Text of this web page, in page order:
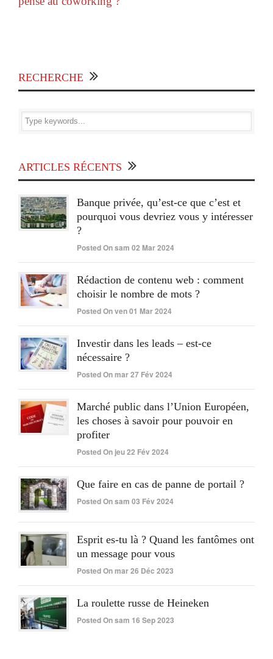
RECHERCHE
ARTICLES RÉCENTS
Banque privée, qu’est-ce que c’est et
pourquoi vous devriez vous y intéresser
?
Posted On sam 02 Mar 2024
Rédaction de contenu web : comment
choisir le nombre de mots ?
Posted On ven 01 Mar 2024
Investir dans les leads – est-ce
nécessaire ?
Posted On mar 27 Fév 2024
Marché public dans l’Union Européen,
les choses à savoir pour pouvoir en
profiter
Posted On jeu 22 Fév 2024
Que faire en cas de panne de portail ?
Posted On sam 03 Fév 2024
Esprit es-tu là ? Quand les fantômes ont
un message pour vous
Posted On mar 26 Déc 2023
La roulette russe de Heineken
Posted On sam 16 Sep 2023